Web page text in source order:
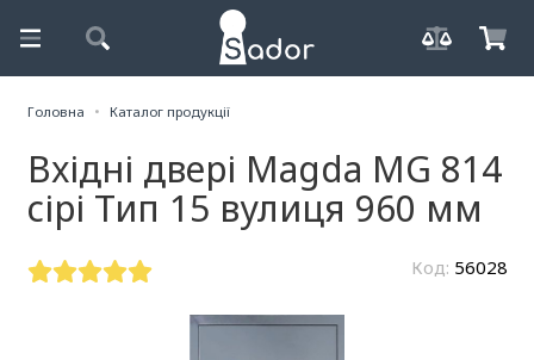
Головна Каталог продукції
Вхідні двері Magda MG 814
сірі Тип 15 вулиця 960 мм
Код: 56028